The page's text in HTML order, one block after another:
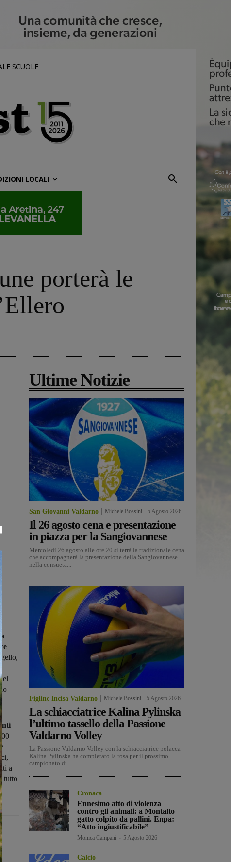
SCUOLE
LOCALI
porterà le
a
tutto
Ultime Notizie
San Giovanni Valdarno Michele Bossini 5 Agosto 2026
Il 26 agosto cena e presentazione
in piazza per la Sangiovannese
Mercoledì 26 agosto alle ore 20 si terrà la tradizionale cena
che accompagnerà la presentazione della Sangiovannese
nella consueta...
Figline Incisa Valdarno Michele Bossini 5 Agosto 2026
La schiacciatrice Kalina Pylinska
l’ultimo tassello della Passione
Valdarno Volley
La Passione Valdarno Volley con la schiacciatrice polacca
Kalina Pylinska ha completato la rosa per il prossimo
campionato di...
Cronaca
Ennesimo atto di violenza
contro gli animali: a Montalto
gatto colpito da pallini. Enpa:
“Atto ingiustificabile”
Monica Campani 5 Agosto 2026
Calcio